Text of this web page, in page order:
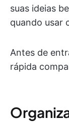
suas ideias
quando usar
Antes de
rápida